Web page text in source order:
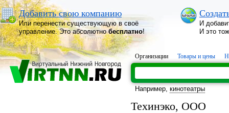
Добавить свою компанию
Или перенести существующую в своё
управление. Это абсолютнобесплатно!
И
И это
Организации Товары и цены
Например, кинотеатры
Техинэко, ООО